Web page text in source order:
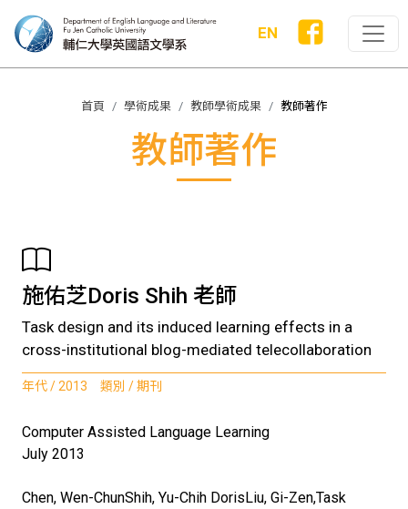
EN
首頁 學術成果 教師學術成果 教師著作
教師著作
施佑芝Doris Shih 老師
Task design and its induced learning effects in a
cross-institutional blog-mediated telecollaboration
年代 / 2013 類別 / 期刊
Computer Assisted Language Learning
July 2013
Chen, Wen-ChunShih, Yu-Chih DorisLiu, Gi-Zen,Task